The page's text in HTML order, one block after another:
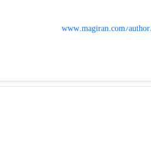
www.magiran.com/author/